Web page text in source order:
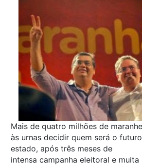
Mais de quatro milhões de
às urnas decidir quem será o
estado, após três meses de
intensa campanha eleitoral e